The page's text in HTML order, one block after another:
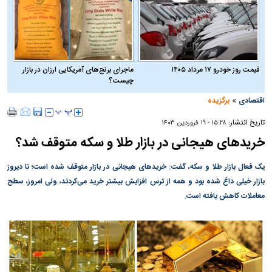
قیمت روز خودرو ۱۷ مرداد ۱۴۰۵
ماجرای برنج‌های آمریکایی ارزان در بازار
چیست؟
اقتصادی »برگزیده
تاریخ انتشار: ۱۵:۲۸ - ۱۹ فروردين ۱۴۰۳
خرید‌های هیجانی در بازار طلا و سکه متوقف شد؟
یک فعال بازار طلا و سکه، گفت: خرید‌های هیجانی در بازار متوقف شده است؛ تا دیروز
بازار خیلی داغ شده بود و همه از ترس افزایش بیشتر خرید می‌کردند، ولی امروز، سطح
معاملات کاهش یافته است.